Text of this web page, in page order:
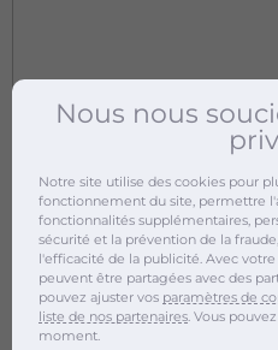
Nous nous
Notre site utilise des cookies pour
fonctionnement du site, permettre
fonctionnalités supplémentaires,
sécurité et la prévention de la
l'efficacité de la publicité. Avec
peuvent être partagées avec des
pouvez ajuster vos paramètres de
liste de nos partenaires . Vous
moment.